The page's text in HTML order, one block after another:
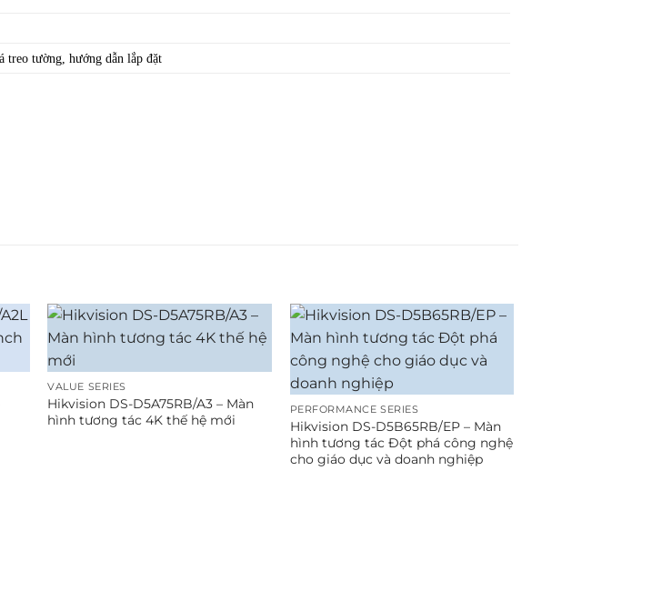
tường, hướng dẫn lắp đặt
VALUE SERIES
Hikvision DS-D5A75RB/A3 – Màn
hình tương tác 4K thế hệ mới
PERFORMANCE SERIES
Hikvision DS-D5B65RB/EP – Màn
hình tương tác Đột phá công nghệ
cho giáo dục và doanh nghiệp